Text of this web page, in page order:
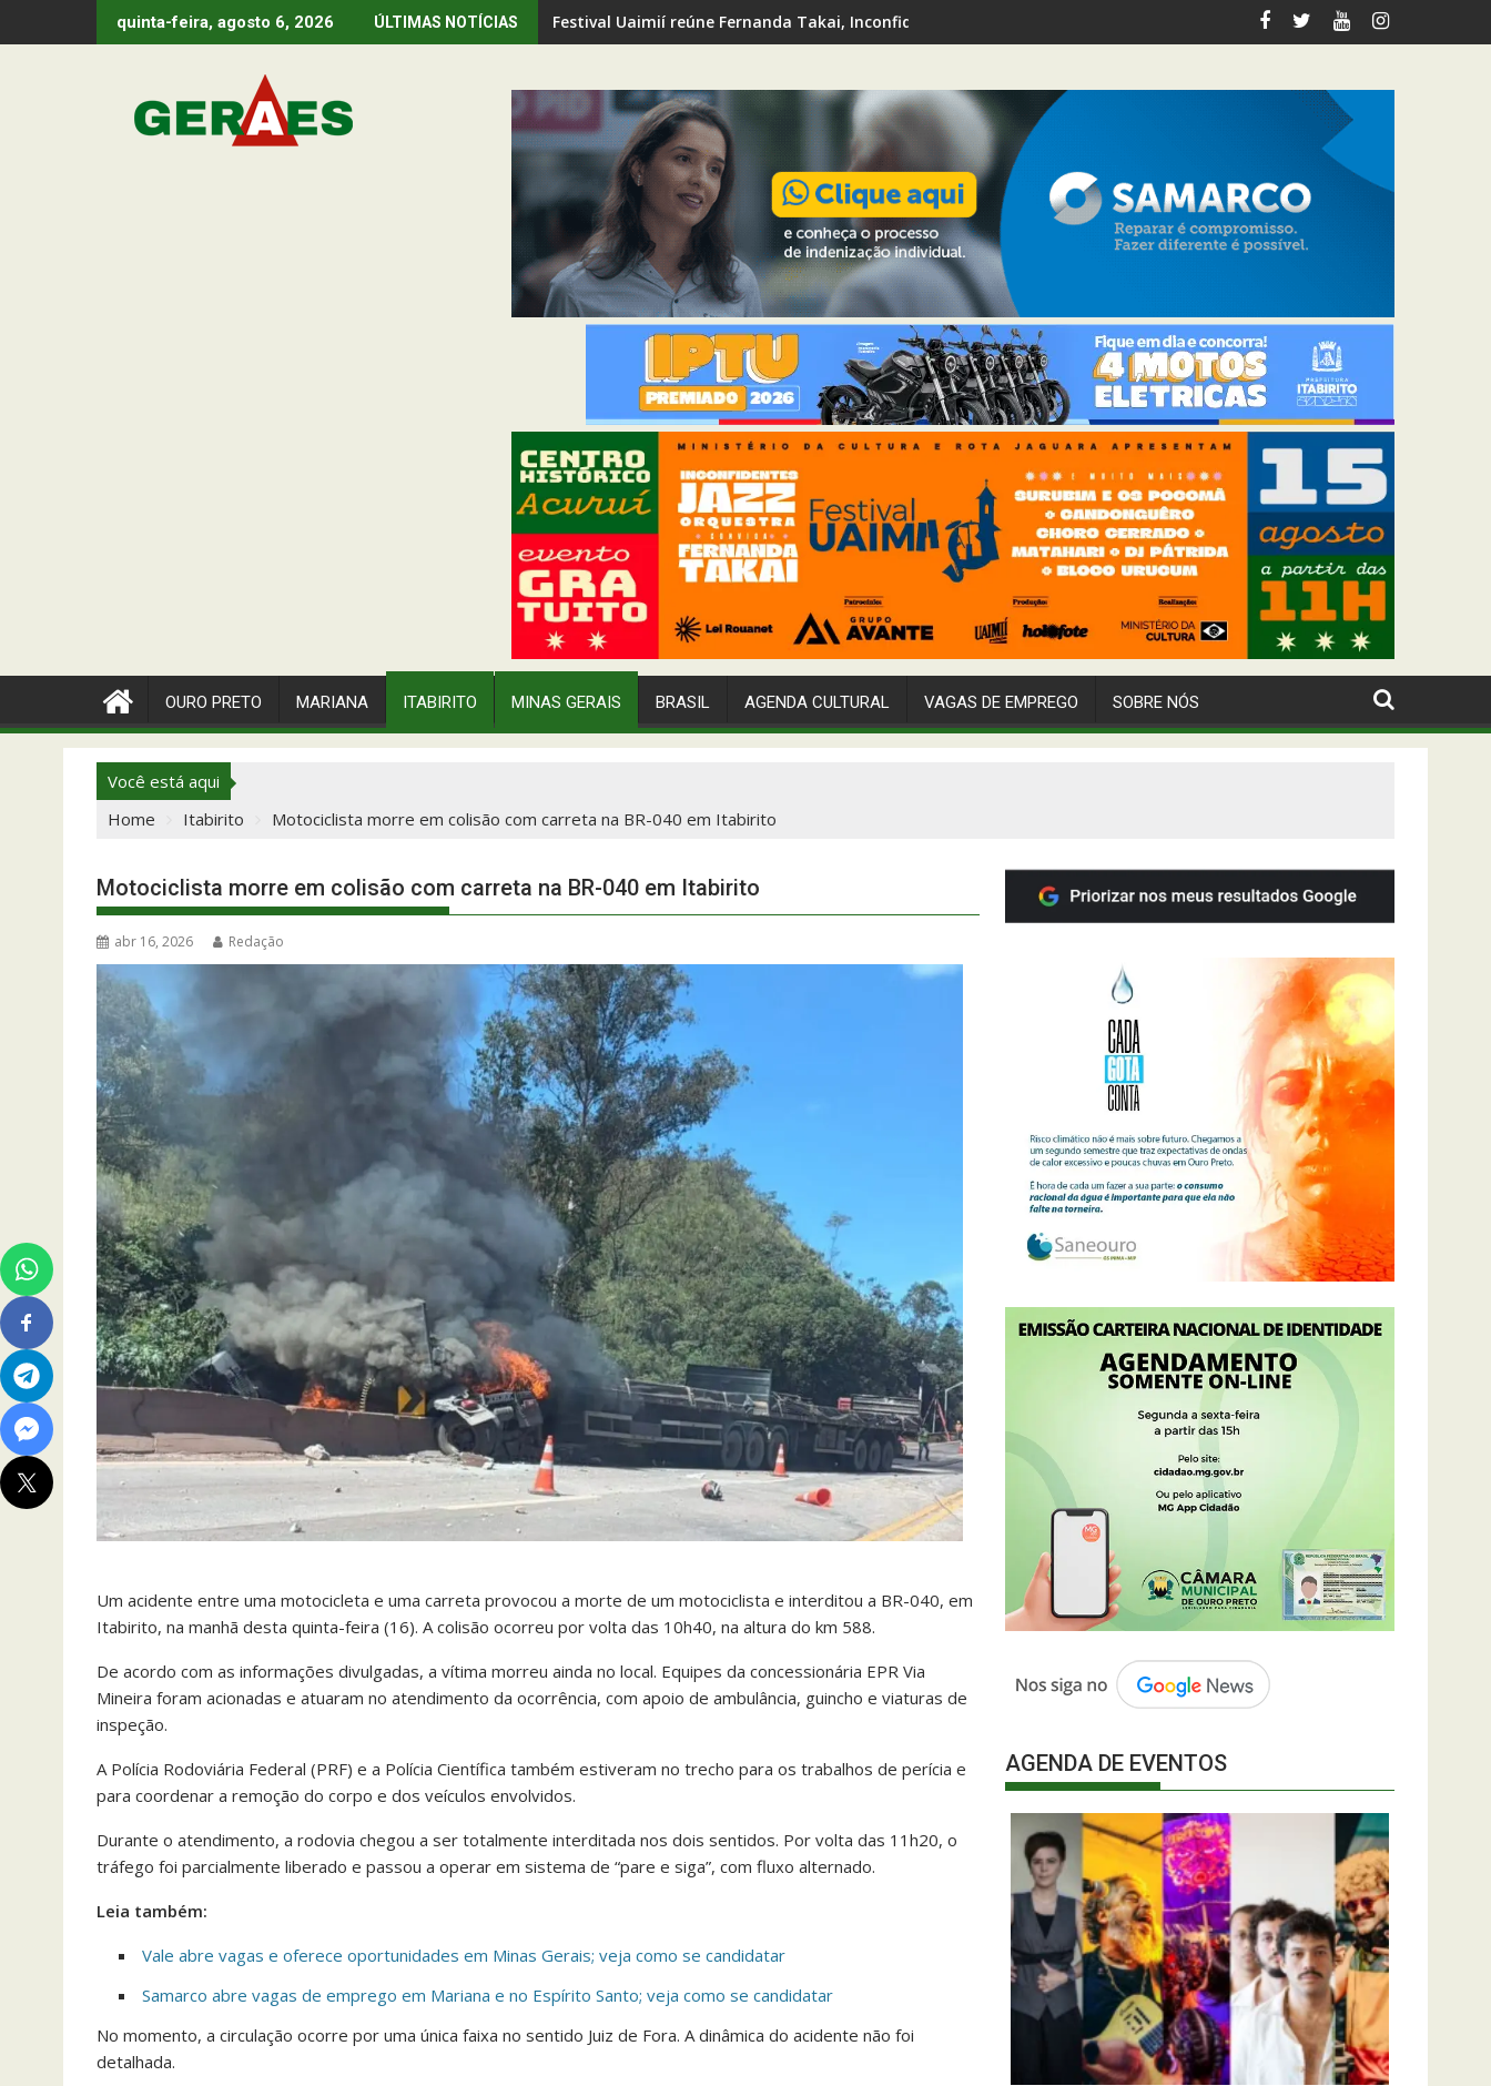
to
quinta-feira, agosto 6, 2026 ÚLTIMAS NOTÍCIAS Festival Uaimií reúne Fernanda Takai, Inconfidentes Jazz Orquestra e grandes nomes da música brasileira em Acuruí;
OURO PRETO MARIANA ITABIRITO MINAS GERAIS BRASIL AGENDA CULTURAL VAGAS DE EMPREGO SOBRE NÓS
Você está aqui
Home
Itabirito Motociclista morre em colisão com carreta na BR-040 em Itabirito
Motociclista morre em colisão com carreta na BR-040 em Itabirito
abr 16, 2026 Redação
Um acidente entre uma motocicleta e uma carreta provocou a morte de um motociclista e interditou a BR-040, em
Itabirito, na manhã desta quinta-feira (16). A colisão ocorreu por volta das 10h40, na altura do km 588.
De acordo com as informações divulgadas, a vítima morreu ainda no local. Equipes da concessionária EPR Via
Mineira foram acionadas e atuaram no atendimento da ocorrência, com apoio de ambulância, guincho e viaturas de
inspeção.
A Polícia Rodoviária Federal (PRF) e a Polícia Científica também estiveram no trecho para os trabalhos de perícia e
para coordenar a remoção do corpo e dos veículos envolvidos.
Durante o atendimento, a rodovia chegou a ser totalmente interditada nos dois sentidos. Por volta das 11h20, o
tráfego foi parcialmente liberado e passou a operar em sistema de “pare e siga”, com fluxo alternado.
Leia também:
Vale abre vagas e oferece oportunidades em Minas Gerais; veja como se candidatar
Samarco abre vagas de emprego em Mariana e no Espírito Santo; veja como se candidatar
No momento, a circulação ocorre por uma única faixa no sentido Juiz de Fora. A dinâmica do acidente não foi
detalhada.
AGENDA DE EVENTOS